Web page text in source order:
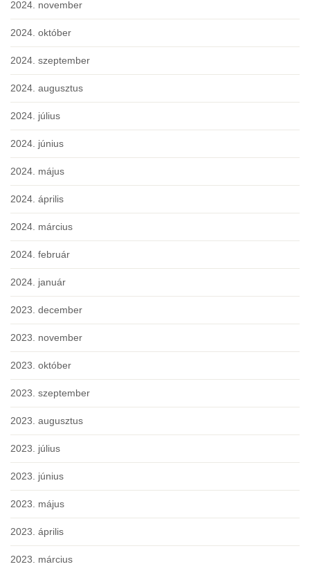
2024. november
2024. október
2024. szeptember
2024. augusztus
2024. július
2024. június
2024. május
2024. április
2024. március
2024. február
2024. január
2023. december
2023. november
2023. október
2023. szeptember
2023. augusztus
2023. július
2023. június
2023. május
2023. április
2023. március